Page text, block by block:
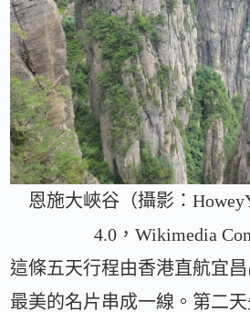
恩施大峽谷（攝影：
4.0，Wikimedia
這條五天行程由香港直航宜
最美的名片串成一線。第二天